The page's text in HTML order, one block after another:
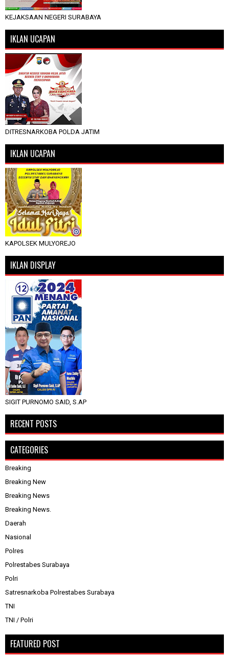
KEJAKSAAN NEGERI SURABAYA
IKLAN UCAPAN
DITRESNARKOBA POLDA JATIM
IKLAN UCAPAN
KAPOLSEK MULYOREJO
IKLAN DISPLAY
SIGIT PURNOMO SAID, S.AP
RECENT POSTS
CATEGORIES
Breaking
Breaking New
Breaking News
Breaking News.
Daerah
Nasional
Polres
Polrestabes Surabaya
Polri
Satresnarkoba Polrestabes Surabaya
TNI
TNI / Polri
FEATURED POST